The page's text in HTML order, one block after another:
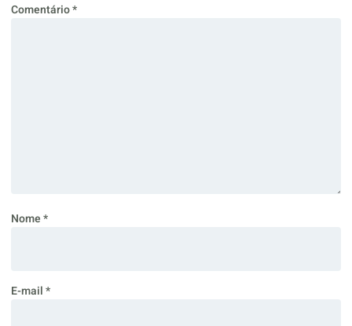
Comentário*
Nome*
E-mail*